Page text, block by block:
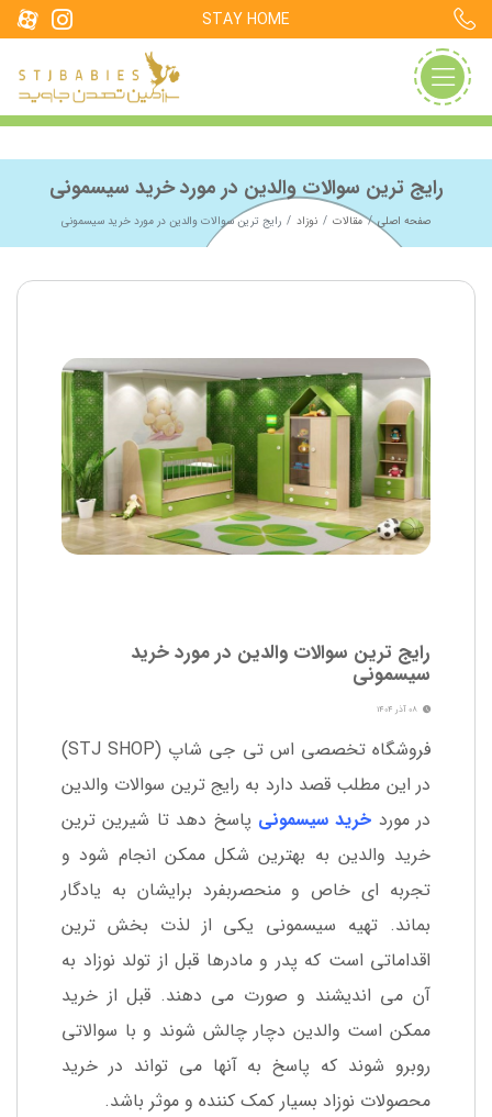
STAY HOME
رایج ترین سوالات والدین در مورد خرید سیسمونی
صفحه اصلی مقالات نوزاد رایج ترین سوالات والدین در مورد خرید سیسمونی
رایج ترین سوالات والدین در مورد خرید
سیسمونی
08 آذر 1404
فروشگاه تخصصی اس تی جی شاپ (STJ SHOP)
در این مطلب قصد دارد به رایج ترین سوالات والدین
در مورد خرید سیسمونی پاسخ دهد تا شیرین ترین
خرید والدین به بهترین شکل ممکن انجام شود و
تجربه ای خاص و منحصربفرد برایشان به یادگار
بماند. تهیه سیسمونی یکی از لذت بخش ترین
اقداماتی است که پدر و مادرها قبل از تولد نوزاد به
آن می اندیشند و صورت می دهند. قبل از خرید
ممکن است والدین دچار چالش شوند و با سوالاتی
روبرو شوند که پاسخ به آنها می تواند در خرید
محصولات نوزاد بسیار کمک کننده و موثر باشد.